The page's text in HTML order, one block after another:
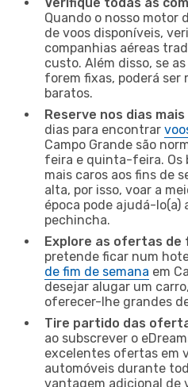
Quando o nosso motor
de voos disponíveis,
companhias aéreas
custo. Além disso, se
forem fixas, poderá
baratos.
Reserve nos dias
dias para encontrar
Campo Grande são
feira e quinta-feira. Os
mais caros aos fins de
alta, por isso, voar a
época pode ajudá-lo(a)
pechincha.
Explore as ofertas de
pretende ficar num
de fim de semana em
desejar alugar um
oferecer-lhe grandes
Tire partido das
ao subscrever o
excelentes ofertas em
automóveis durante
vantagem adicional de